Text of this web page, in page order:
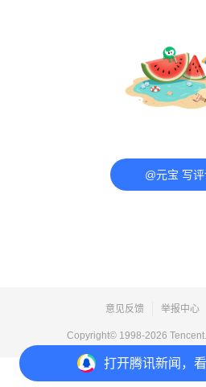
打开腾讯新闻，
@元宝 写
意见反馈 举报中心
Copyright© 1998-2026